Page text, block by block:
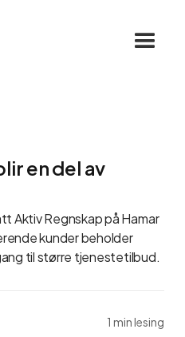
en del av
Aktiv Regnskap på Hamar
kunder beholder
til større tjenestetilbud.
1 min lesing